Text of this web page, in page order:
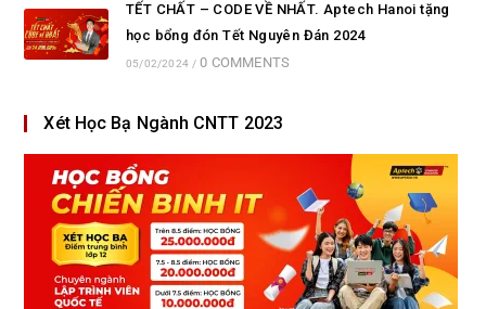
TẾT CHẤT – CODE VỀ NHẤT. Aptech Hanoi tặng
học bổng đón Tết Nguyên Đán 2024
05/02/2024 / 0 COMMENTS
Xét Học Bạ Ngành CNTT 2023